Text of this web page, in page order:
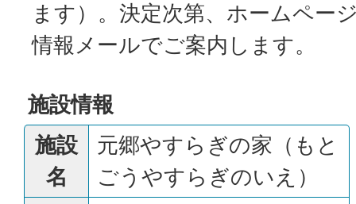
ます）。決定次第、ホームペー
情報メールでご案内します。
施設情報
施設
名
元郷やすらぎの家（もと
ごうやすらぎのいえ）